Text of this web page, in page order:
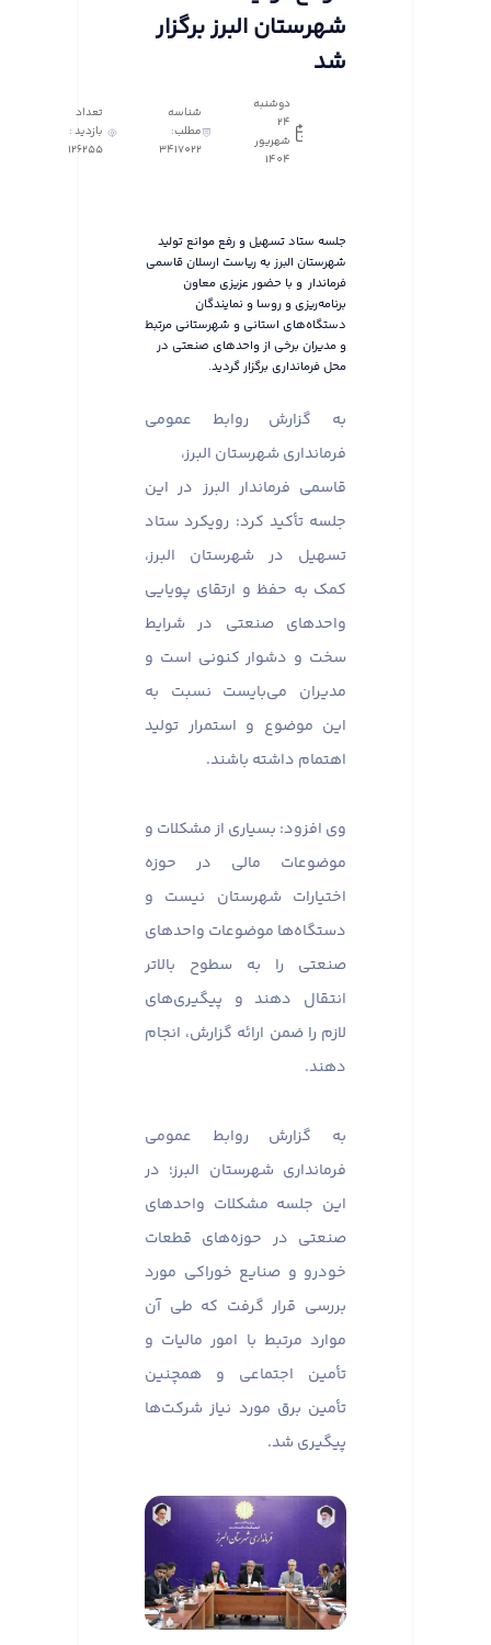
شهرستان البرز برگزار
شد
دوشنبه
24
شهریور
1404
شناسه
مطلب:
3417022
تعداد
بازدید :
126255
جلسه ستاد تسهیل و رفع موانع تولید
شهرستان البرز به ریاست ارسلان قاسمی
فرماندار و با حضور عزیزی معاون
برنامه‌ریزی و روسا و نمایندگان
دستگاه‌های استانی و شهرستانی مرتبط
و مدیران برخی از واحدهای صنعتی در
محل فرمانداری برگزار گردید.
به گزارش روابط عمومی
فرمانداری شهرستان البرز،
قاسمی فرماندار البرز در این
جلسه تأکید کرد: رویکرد ستاد
تسهیل در شهرستان البرز،
کمک به حفظ و ارتقای پویایی
واحدهای صنعتی در شرایط
سخت و دشوار کنونی است و
مدیران می‌بایست نسبت به
این موضوع و استمرار تولید
اهتمام داشته باشند.
وی افزود: بسیاری از مشکلات و
موضوعات مالی در حوزه
اختیارات شهرستان نیست و
دستگاه‌ها موضوعات واحدهای
صنعتی را به سطوح بالاتر
انتقال دهند و پیگیری‌های
لازم را ضمن ارائه گزارش، انجام
دهند.
به گزارش روابط عمومی
فرمانداری شهرستان البرز؛ در
این جلسه مشکلات واحدهای
صنعتی در حوزه‌های قطعات
خودرو و صنایع خوراکی مورد
بررسی قرار گرفت که طی آن
موارد مرتبط با امور مالیات و
تأمین اجتماعی و همچنین
تأمین برق مورد نیاز شرکت‌ها
پیگیری شد.